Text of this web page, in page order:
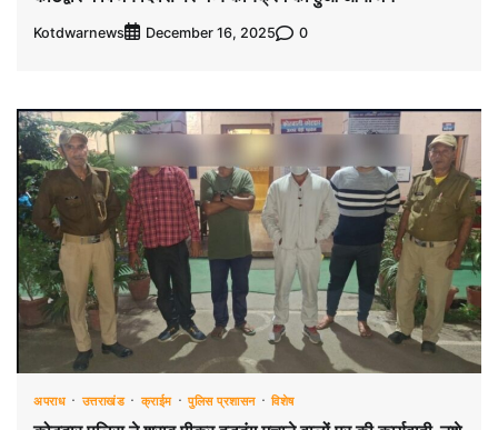
Kotdwarnews December 16, 2025 0
अपराध उत्तराखंड क्राईम पुलिस प्रशासन विशेष